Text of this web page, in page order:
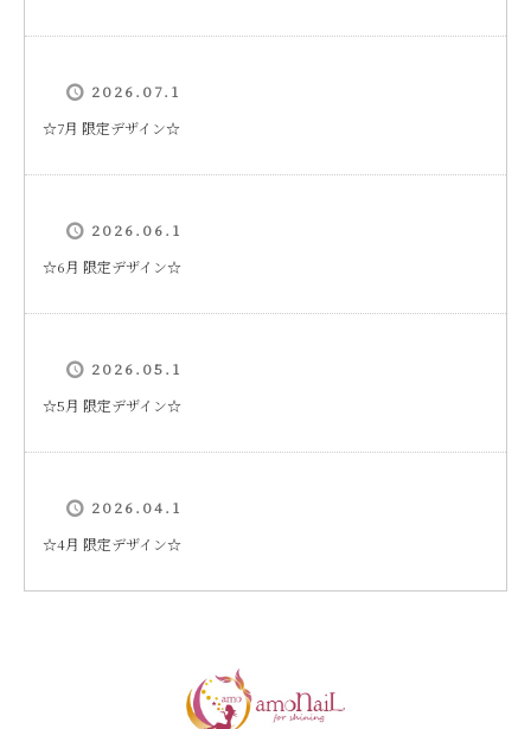
2026.07.1
☆7月 限定デザイン☆
2026.06.1
☆6月 限定デザイン☆
2026.05.1
☆5月 限定デザイン☆
2026.04.1
☆4月 限定デザイン☆